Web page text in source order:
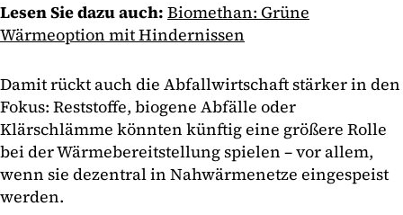
Lesen Sie dazu auch: Biomethan: Grüne
Wärmeoption mit Hindernissen
Damit rückt auch die Abfallwirtschaft stärker in den
Fokus: Reststoffe, biogene Abfälle oder
Klärschlämme könnten künftig eine größere Rolle
bei der Wärmebereitstellung spielen – vor allem,
wenn sie dezentral in Nahwärmenetze eingespeist
werden.